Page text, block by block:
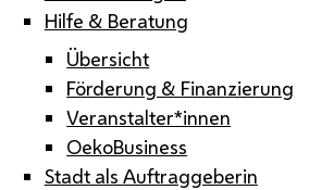
Hilfe & Beratung
Übersicht
Förderung & Finanzierung
Veranstalter*innen
OekoBusiness
Stadt als Auftraggeberin